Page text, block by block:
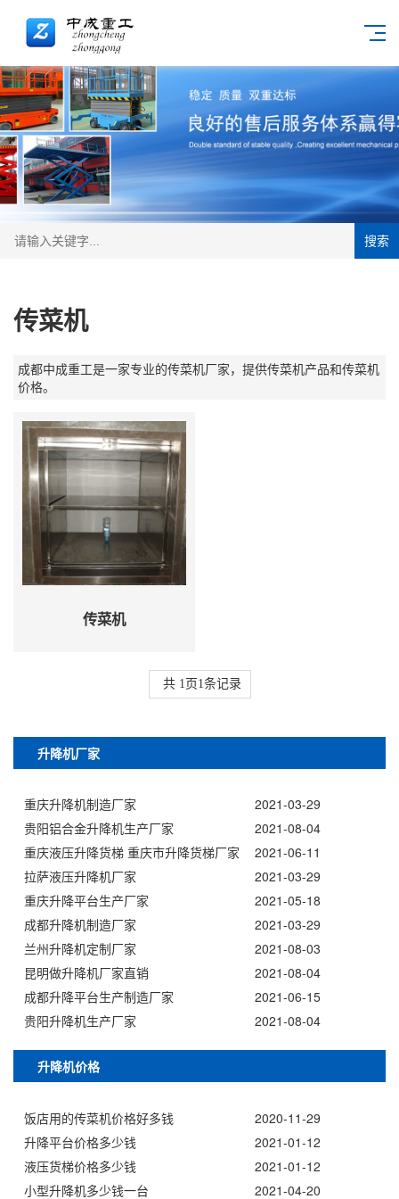
搜索
传菜机
成都中成重工是一家专业的传菜机厂家，提供传菜机产品和传菜机
价格。
传菜机
共 1 页 1条记录
升降机厂家
2021-03-29
重庆升降机制造厂家
2021-08-04
贵阳铝合金升降机生产厂家
2021-06-11
重庆液压升降货梯 重庆市升降货梯厂家
2021-03-29
拉萨液压升降机厂家
2021-05-18
重庆升降平台生产厂家
2021-03-29
成都升降机制造厂家
2021-08-03
兰州升降机定制厂家
2021-08-04
昆明做升降机厂家直销
2021-06-15
成都升降平台生产制造厂家
2021-08-04
贵阳升降机生产厂家
升降机价格
2020-11-29
饭店用的传菜机价格好多钱
2021-01-12
升降平台价格多少钱
2021-01-12
液压货梯价格多少钱
2021-04-20
小型升降机多少钱一台